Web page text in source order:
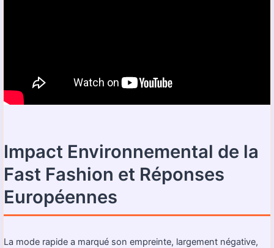
Impact Environnemental de la
Fast Fashion et Réponses
Européennes
La mode rapide a marqué son empreinte, largement négative,